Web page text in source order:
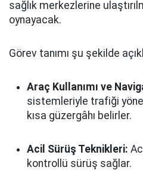
sağlık merkezlerine
oynayacak.
Görev tanımı şu şekilde
Araç Kullanımı ve
sistemleriyle trafiği
kısa güzergâhı belirler.
Acil Sürüş Teknikleri:
kontrollü sürüş sağlar.